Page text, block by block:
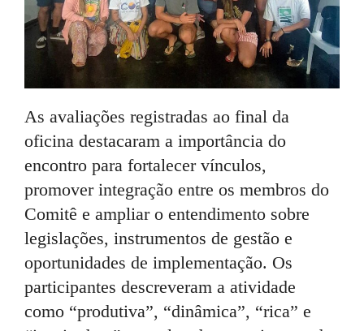
As avaliações registradas ao final da
oficina destacaram a importância do
encontro para fortalecer vínculos,
promover integração entre os membros do
Comitê e ampliar o entendimento sobre
legislações, instrumentos de gestão e
oportunidades de implementação. Os
participantes descreveram a atividade
como “produtiva”, “dinâmica”, “rica” e